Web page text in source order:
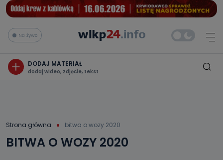
Na żywo
DODAJ MATERIAŁ
dodaj wideo, zdjęcie, tekst
Strona główna bitwa o wozy 2020
BITWA O WOZY 2020